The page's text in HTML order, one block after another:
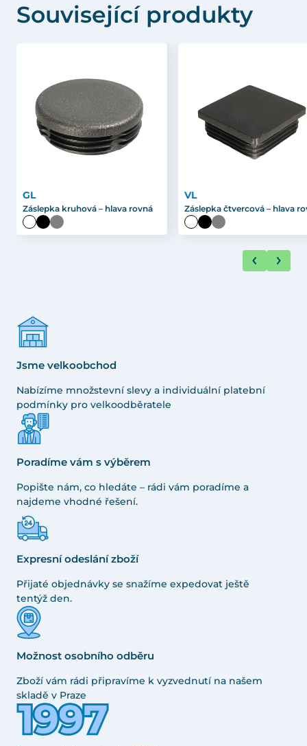
Související produkty
GL
Záslepka kruhová – hlava rovná
VL
Záslepka čtvercová – hlava
Jsme velkoobchod
Nabízíme množstevní slevy a individuální platební
podmínky pro velkoodběratele
Poradíme vám s výběrem
Popište nám, co hledáte – rádi vám poradíme a
najdeme vhodné řešení.
Expresní odeslání zboží
Přijaté objednávky se snažíme expedovat ještě
tentýž den.
Možnost osobního odběru
Zboží vám rádi připravíme k vyzvednutí na našem
skladě v Praze